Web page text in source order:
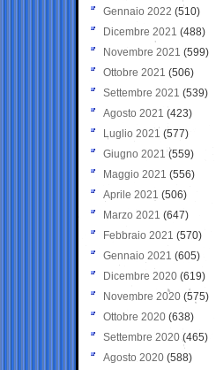
Gennaio 2022 (510)
Dicembre 2021 (488)
Novembre 2021 (599)
Ottobre 2021 (506)
Settembre 2021 (539)
Agosto 2021 (423)
Luglio 2021 (577)
Giugno 2021(559)
Maggio 2021 (556)
Aprile 2021 (506)
Marzo 2021 (647)
Febbraio 2021 (570)
Gennaio 2021 (605)
Dicembre 2020 (619)
Novembre 2020 (575)
Ottobre 2020 (638)
Settembre 2020(465)
Agosto 2020 (588)